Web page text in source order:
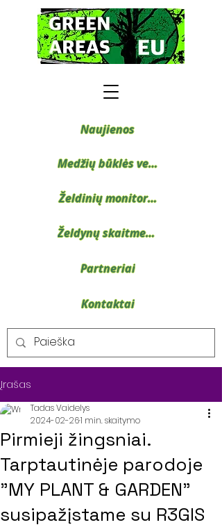
Naujienos
Medžių būklės vertinimas
Želdinių monitoringas
Želdynų skaitmenizacijos projektai
Partneriai
Kontaktai
Įrašas
Pirmieji žingsniai.
Tarptautinėje parodoje
"MY PLANT & GARDEN"
susipažįstame su R3GIS
Tadas Vaidelys
2024-02-261 min. skaitymo